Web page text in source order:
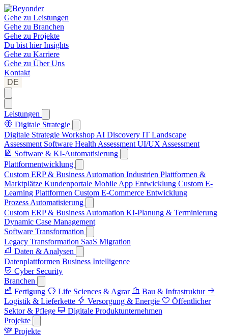
Gehe zu Leistungen
Gehe zu Branchen
Gehe zu Projekte
Du bist hierInsights
Gehe zu Karriere
Gehe zu Über Uns
Kontakt
DE
Leistungen
Digitale Strategie
Digitale Strategie Workshop AI Discovery IT Landscape
Assessment Software Health Assessment UI/UX Assessment
Software & KI-Automatisierung
Plattformentwicklung
Custom ERP & Business Automation Industrien Plattformen &
Marktplätze Kundenportale Mobile App Entwicklung Custom E-
Learning Plattformen Custom E-Commerce Entwicklung
Prozess Automatisierung
Custom ERP & Business Automation KI-Planung & Terminierung
Dynamic Case Management
Software Transformation
Legacy Transformation SaaS Migration
Daten & Analysen
Datenplattformen Business Intelligence
Cyber Security
Branchen
Fertigung
Life Sciences & Agrar
Bau & Infrastruktur
Logistik & Lieferkette
Versorgung & Energie
Öffentlicher
Sektor & Pflege
Digitale Produktunternehmen
Projekte
Projekte